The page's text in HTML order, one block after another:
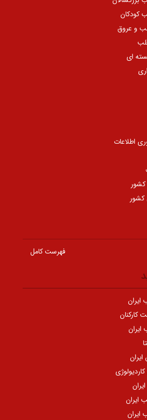
کودکان
و عروق
ای
اطلاعات
فهرست کامل
ایران
ایران
ایران